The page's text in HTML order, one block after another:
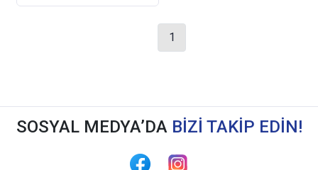
1
SOSYAL MEDYA’DA BİZİ TAKİP EDİN!